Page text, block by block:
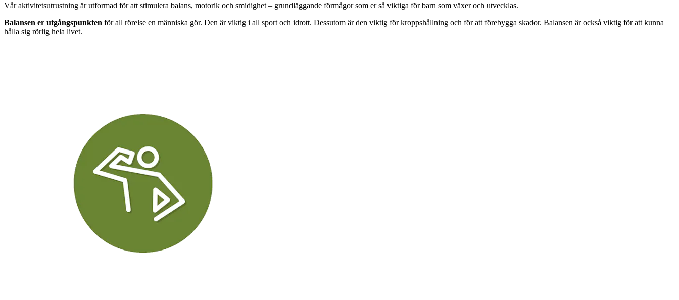
Vår aktivitetsutrustning är utformad för att stimulera balans, motorik och smidighet – grundläggande förmågor som er så viktiga för barn som växer och utvecklas.
Balansen er utgångspunkten för all rörelse en människa gör. Den är viktig i all sport och idrott. Dessutom är den viktig för kroppshållning och för att förebygga skador. Balansen är också viktig för att kunna
hålla sig rörlig hela livet.